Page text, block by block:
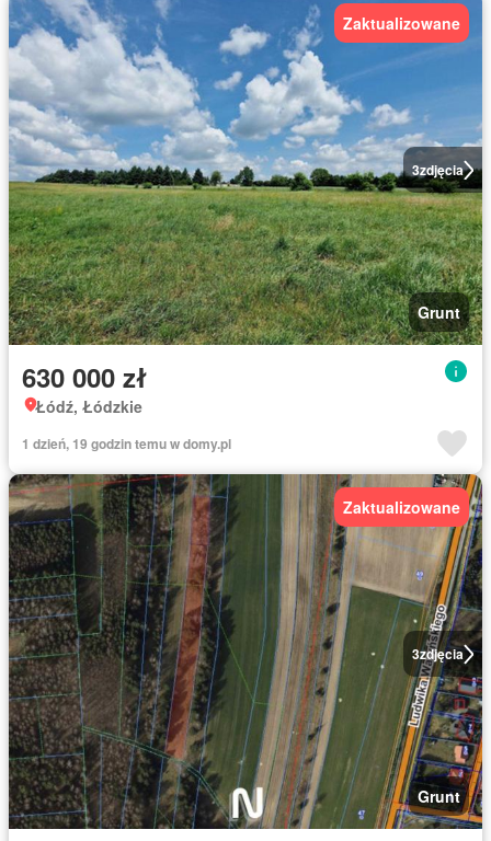
3zdjęcia
Zaktualizowane
Grunt
630 000 zł
Łódź, Łódzkie
1 dzień, 19 godzin temu w domy.pl
3zdjęcia
Zaktualizowane
Grunt